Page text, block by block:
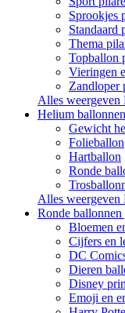
Sprookjes
Standaard
Thema
Topballon
Vieringen
Zandloper
Alles weergeven
Helium ballonnen
Gewicht
Folieballon
Hartballon
Ronde
Alles weergeven
Ronde ballonnen
Bloemen
Cijfers en
DC
Dieren
Disney
Emoji en